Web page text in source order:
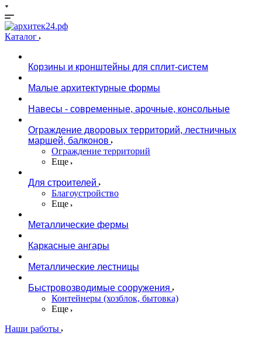
Каталог
Корзины и кронштейны для сплит-систем
Малые архитектурные формы
Навесы - современные, арочные, консольные
Ограждение дворовых территорий, лестничных
маршей, балконов
Ограждение территорий
Еще
Для строителей
Благоустройство
Еще
Металлические фермы
Каркасные ангары
Металлические лестницы
Быстровозводимые сооружения
Контейнеры (хозблок, бытовка)
Еще
Наши работы